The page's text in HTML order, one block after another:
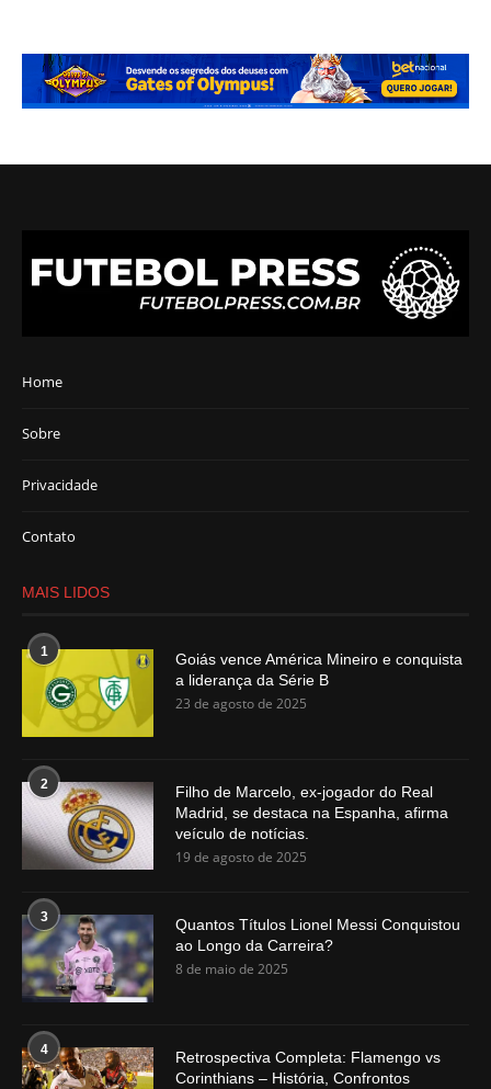
Home
Sobre
Privacidade
Contato
MAIS LIDOS
1
Goiás vence América Mineiro e conquista
a liderança da Série B
23 de agosto de 2025
2
Filho de Marcelo, ex-jogador do Real
Madrid, se destaca na Espanha, afirma
veículo de notícias.
19 de agosto de 2025
3
Quantos Títulos Lionel Messi Conquistou
ao Longo da Carreira?
8 de maio de 2025
4
Retrospectiva Completa: Flamengo vs
Corinthians – História, Confrontos